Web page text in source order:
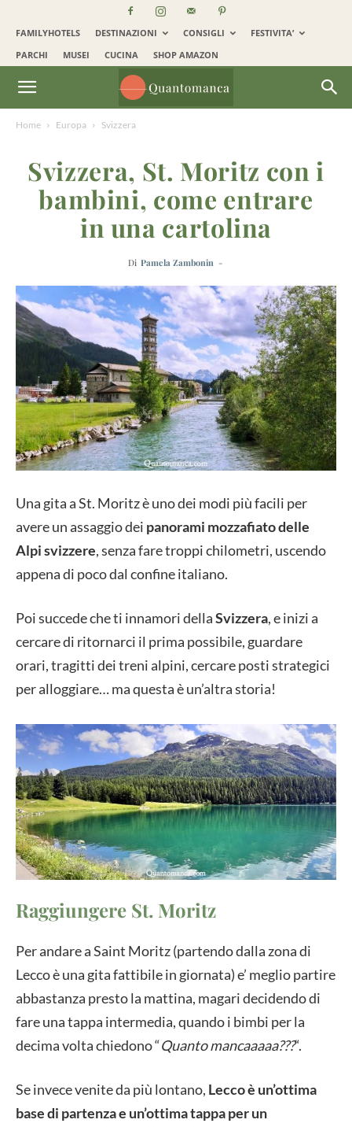
FAMILYHOTELS DESTINAZIONI CONSIGLI
FESTIVITA’
PARCHI
MUSEI CUCINA SHOP AMAZON
Home Europa Svizzera
Svizzera, St. Moritz con i
bambini, come entrare
in una cartolina
Di Pamela Zambonin -
Una gita a St. Moritz è uno dei modi più facili per
avere un assaggio dei panorami mozzafiato delle
Alpi svizzere, senza fare troppi chilometri, uscendo
appena di poco dal confine italiano.
Poi succede che ti innamori dellaSvizzera, e inizi a
cercare di ritornarci il prima possibile, guardare
orari, tragitti dei treni alpini, cercare posti strategici
per alloggiare… ma questa è un’altra storia!
Raggiungere St. Moritz
Per andare a Saint Moritz (partendo dalla zona di
Lecco è una gita fattibile in giornata) e’ meglio partire
abbastanza presto la mattina, magari decidendo di
fare una tappa intermedia, quando i bimbi per la
decima volta chiedono “Quanto mancaaaaa???“.
Se invece venite da più lontano, Lecco è un’ottima
base di partenza e un’ottima tappa per un